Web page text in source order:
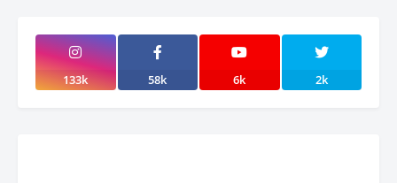
133k 58k 6k 2k